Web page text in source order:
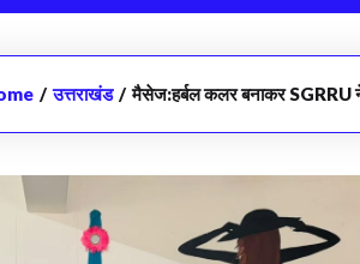
/ उत्तराखंड / मैसेज:हर्बल कलर बनाकर SGRRU